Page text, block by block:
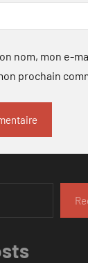
nom, mon e-
prochain